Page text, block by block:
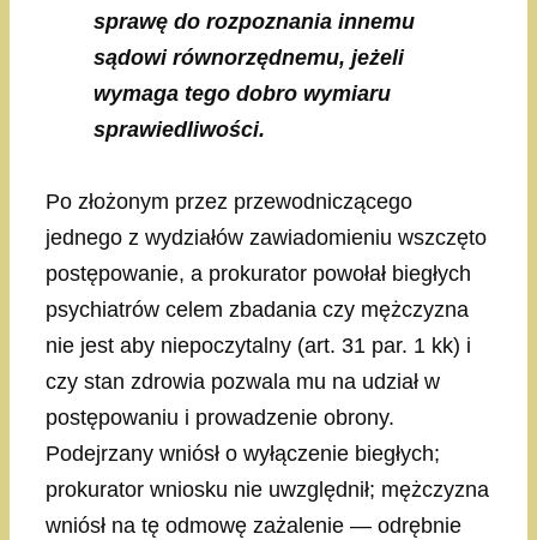
sprawę do rozpoznania innemu
sądowi równorzędnemu, jeżeli
wymaga tego dobro wymiaru
sprawiedliwości.
Po złożonym przez przewodniczącego
jednego z wydziałów zawiadomieniu wszczęto
postępowanie, a prokurator powołał biegłych
psychiatrów celem zbadania czy mężczyzna
nie jest aby niepoczytalny (art. 31 par. 1 kk) i
czy stan zdrowia pozwala mu na udział w
postępowaniu i prowadzenie obrony.
Podejrzany wniósł o wyłączenie biegłych;
prokurator wniosku nie uwzględnił; mężczyzna
wniósł na tę odmowę zażalenie — odrębnie